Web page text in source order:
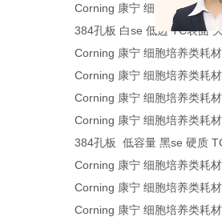
Corning 康宁 细胞培养类耗
384孔板 白se 低边 TC表面
Corning 康宁 细胞培养类耗
Corning 康宁 细胞培养类耗
Corning 康宁 细胞培养类耗
Corning 康宁 细胞培养类耗
384孔板 低容量 黑se 硬质
Corning 康宁 细胞培养类耗
Corning 康宁 细胞培养类耗
Corning 康宁 细胞培养类耗